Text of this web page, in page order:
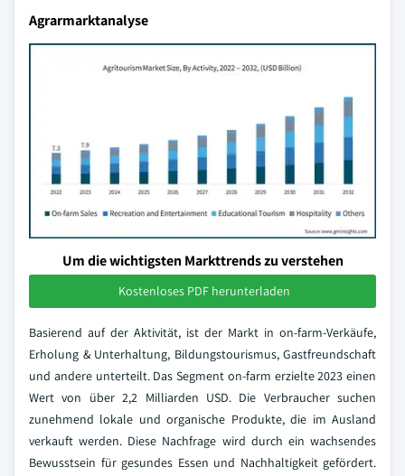
Agrarmarktanalyse
Um die wichtigsten Markttrends zu verstehen
Kostenloses PDF herunterladen
Basierend auf der Aktivität, ist der Markt in on-farm-Verkäufe,
Erholung & Unterhaltung, Bildungstourismus, Gastfreundschaft
und andere unterteilt. Das Segment on-farm erzielte 2023 einen
Wert von über 2,2 Milliarden USD. Die Verbraucher suchen
zunehmend lokale und organische Produkte, die im Ausland
verkauft werden. Diese Nachfrage wird durch ein wachsendes
Bewusstsein für gesundes Essen und Nachhaltigkeit gefördert.